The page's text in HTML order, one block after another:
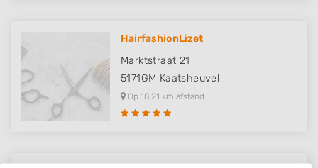
HairfashionLizet
Marktstraat 21
5171GM Kaatsheuvel
Op 18,21 km afstand